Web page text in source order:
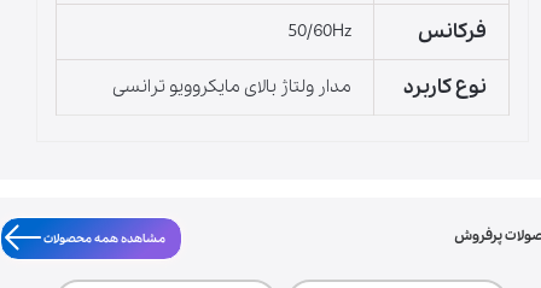
فرکانس 50/60Hz
نوع کاربرد مدار ولتاژ بالای مایکروویو ترانسی
مشاهده همه محصولات پرفروش